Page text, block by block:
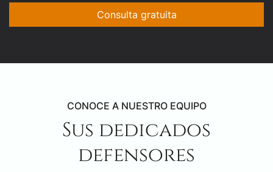
Consulta gratuita
CONOCE A NUESTRO EQUIPO
Sus dedicados
defensores